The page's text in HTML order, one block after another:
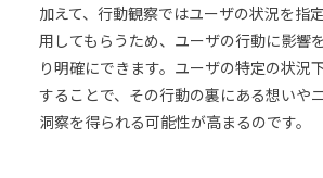
加えて、行動観察ではユーザの状況を指
用してもらうため、ユーザの行動に影響
り明確にできます。ユーザの特定の状況
することで、その行動の裏にある想いや
洞察を得られる可能性が高まるのです。